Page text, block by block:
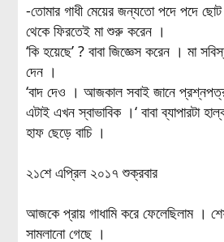
-তোমার গাধী মেয়ের জন্যতো পদে পদে
থেকে ফিরতেই মা শুরু করেন ।
‘কি হয়েছে’ ? বাবা জিজ্ঞেস করেন । মা
দেন ।
‘বাদ দেও । আজকাল সবাই জানে
এটাই এখন স্বাভাবিক ।‘ বাবা ব্যাপারটা
হাফ ছেড়ে বাচি ।
২১শে এপ্রিল ২০১৭ শুক্রবার
আজকে প্রায় গাধামি করে ফেলেছিলাম ।
সামলানো গেছে ।